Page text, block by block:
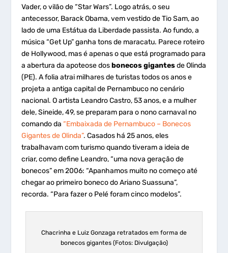
Vader, o vilão de “Star Wars”. Logo atrás, o seu
antecessor, Barack Obama, vem vestido de Tio Sam, ao
lado de uma Estátua da Liberdade passista. Ao fundo, a
música “Get Up” ganha tons de maracatu. Parece roteiro
de Hollywood, mas é apenas o que está programado para
a abertura da apoteose dosbonecos gigantesde Olinda
(PE). A folia atrai milhares de turistas todos os anos e
projeta a antiga capital de Pernambuco no cenário
nacional. O artista Leandro Castro, 53 anos, e a mulher
dele, Sineide, 49, se preparam para o nono carnaval no
comando da“Embaixada de Pernambuco – Bonecos
Gigantes de Olinda”. Casados há 25 anos, eles
trabalhavam com turismo quando tiveram a ideia de
criar, como define Leandro, “uma nova geração de
bonecos” em 2006: “Apanhamos muito no começo até
chegar ao primeiro boneco do Ariano Suassuna”,
recorda. “Para fazer o Pelé foram cinco modelos”.
Chacrinha e Luiz Gonzaga retratados em forma de
bonecos gigantes (Fotos: Divulgação)